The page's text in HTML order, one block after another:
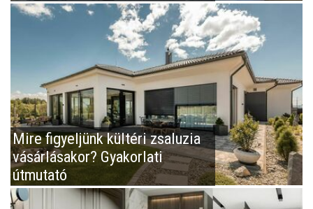
Mire figyeljünk kültéri zsaluzia
vásárlásakor? Gyakorlati
útmutató